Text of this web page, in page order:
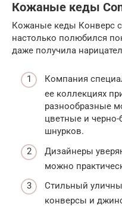
Кожаные кеды
Кожаные кеды Конверс
настолько полюбился
даже получила
Компания
ее коллекциях
разнообразные
цветные и черно-
шнурков.
Дизайнеры
можно
Стильный
конверсы и